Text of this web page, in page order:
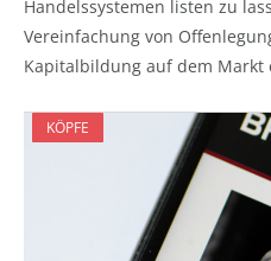
Handelssystemen listen zu
Vereinfachung von
Kapitalbildung auf dem Markt
KÖPFE